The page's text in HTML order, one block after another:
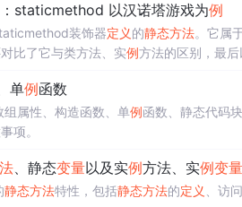
staticmethod 以汉诺塔游戏为例
装饰器定义的静态方法。它属
比了它与类方法、实例方法的区别，最
单例函数
组属性、构造函数、单例函数、静态代码
项。
、静态变量以及实例方法、实例变量
静态方法特性，包括静态方法的定义 、访